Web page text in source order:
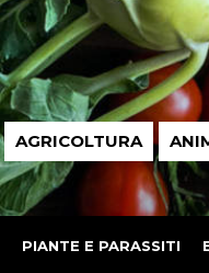
AGRICOLTURA
PIANTE E PARASSITI